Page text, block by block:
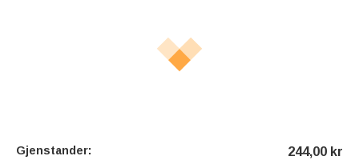
Gjenstander: 244,00 kr